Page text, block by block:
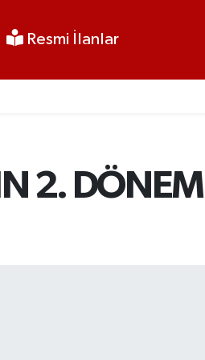
Resmi İlanlar
2. DÖNEMİ